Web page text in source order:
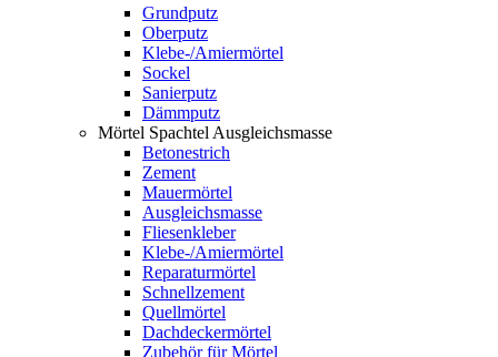
Grundputz
Oberputz
Klebe-/Amiermörtel
Sockel
Sanierputz
Dämmputz
Mörtel Spachtel Ausgleichsmasse
Betonestrich
Zement
Mauermörtel
Ausgleichsmasse
Fliesenkleber
Klebe-/Amiermörtel
Reparaturmörtel
Schnellzement
Quellmörtel
Dachdeckermörtel
Zubehör für Mörtel